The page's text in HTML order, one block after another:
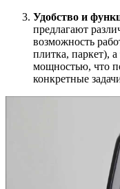
Удобство и
предлагают
возможность
плитка, паркет),
мощностью, что
конкретные